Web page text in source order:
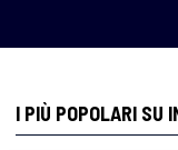
I PIÙ POPOLARI SU